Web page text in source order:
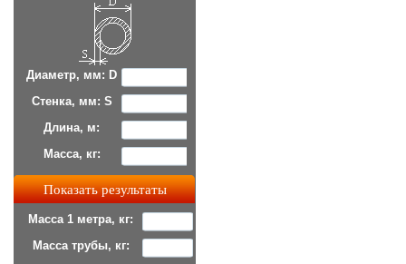
Диаметр, мм: D
Стенка, мм: S
Длина, м:
Масса, кг:
Масса 1 метра, кг:
Масса трубы, кг: